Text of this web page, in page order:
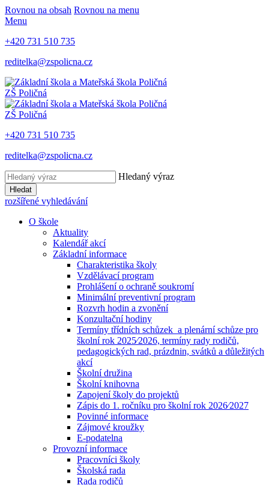
Rovnou na obsah Rovnou na menu
Menu
+420 731 510 735
reditelka@zspolicna.cz
ZŠ Poličná
ZŠ Poličná
+420 731 510 735
reditelka@zspolicna.cz
Hledaný výraz
Hledat
rozšířené vyhledávání
O škole
Aktuality
Kalendář akcí
Základní informace
Charakteristika školy
Vzdělávací program
Prohlášení o ochraně soukromí
Minimální preventivní program
Rozvrh hodin a zvonění
Konzultační hodiny
Termíny třídních schůzek a plenární schůze pro
školní rok 2025⁄2026, termíny rady rodičů,
pedagogických rad, prázdnin, svátků a důležitých
akcí
Školní družina
Školní knihovna
Zapojení školy do projektů
Zápis do 1. ročníku pro školní rok 2026⁄2027
Povinné informace
Zájmové kroužky
E-podatelna
Provozní informace
Pracovníci školy
Školská rada
Rada rodičů